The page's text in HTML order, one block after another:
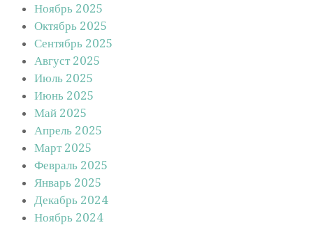
Ноябрь 2025
Октябрь 2025
Сентябрь 2025
Август 2025
Июль 2025
Июнь 2025
Май 2025
Апрель 2025
Март 2025
Февраль 2025
Январь 2025
Декабрь 2024
Ноябрь 2024